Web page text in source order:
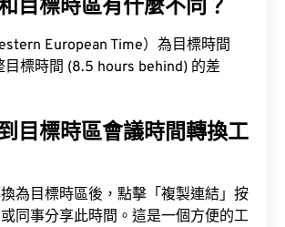
目標時區有什麼不同？
European Time）為目標時間
目標時間 (8.5 hours behind) 的差
目標時區會議時間轉換工
為目標時區後，點擊「複製連結」按
同事分享此時間。這是一個方便的工